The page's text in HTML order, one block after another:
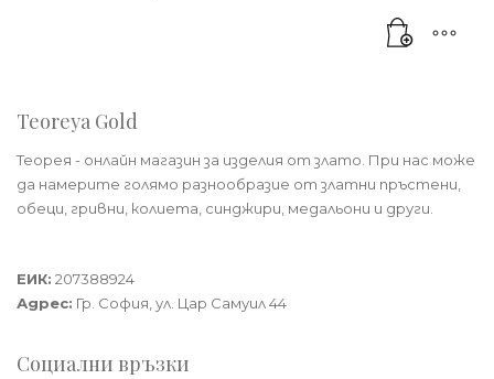
Teoreya Gold
Теорея - онлайн магазин за изделия от злато. При нас може
да намерите голямо разнообразие от златни пръстени,
обеци, гривни, колиета, синджири, медальони и други.
ЕИК: 207388924
Адрес: Гр. София, ул. Цар Самуил 44
Социални връзки